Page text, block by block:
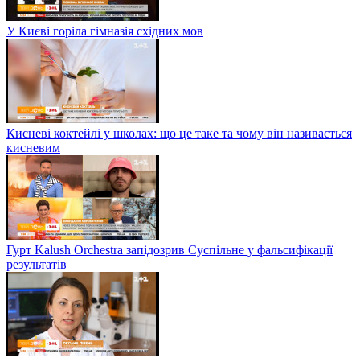
У Києві горіла гімназія східних мов
Кисневі коктейлі у школах: що це таке та чому він називається
кисневим
Гурт Kalush Orchestra запідозрив Суспільне у фальсифікації
результатів